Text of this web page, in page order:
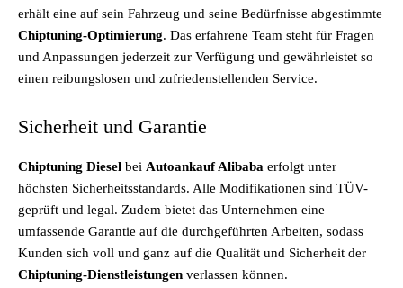
erhält eine auf sein Fahrzeug und seine Bedürfnisse abgestimmte
Chiptuning-Optimierung. Das erfahrene Team steht für Fragen
und Anpassungen jederzeit zur Verfügung und gewährleistet so
einen reibungslosen und zufriedenstellenden Service.
Sicherheit und Garantie
Chiptuning Diesel bei Autoankauf Alibaba erfolgt unter
höchsten Sicherheitsstandards. Alle Modifikationen sind TÜV-
geprüft und legal. Zudem bietet das Unternehmen eine
umfassende Garantie auf die durchgeführten Arbeiten, sodass
Kunden sich voll und ganz auf die Qualität und Sicherheit der
Chiptuning-Dienstleistungen verlassen können.